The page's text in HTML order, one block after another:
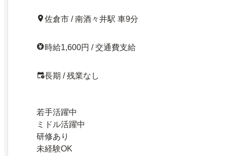
佐倉市 / 南酒々井駅 車9分
時給1,600円 / 交通費支給
長期 / 残業なし
若手活躍中
ミドル活躍中
研修あり
未経験OK